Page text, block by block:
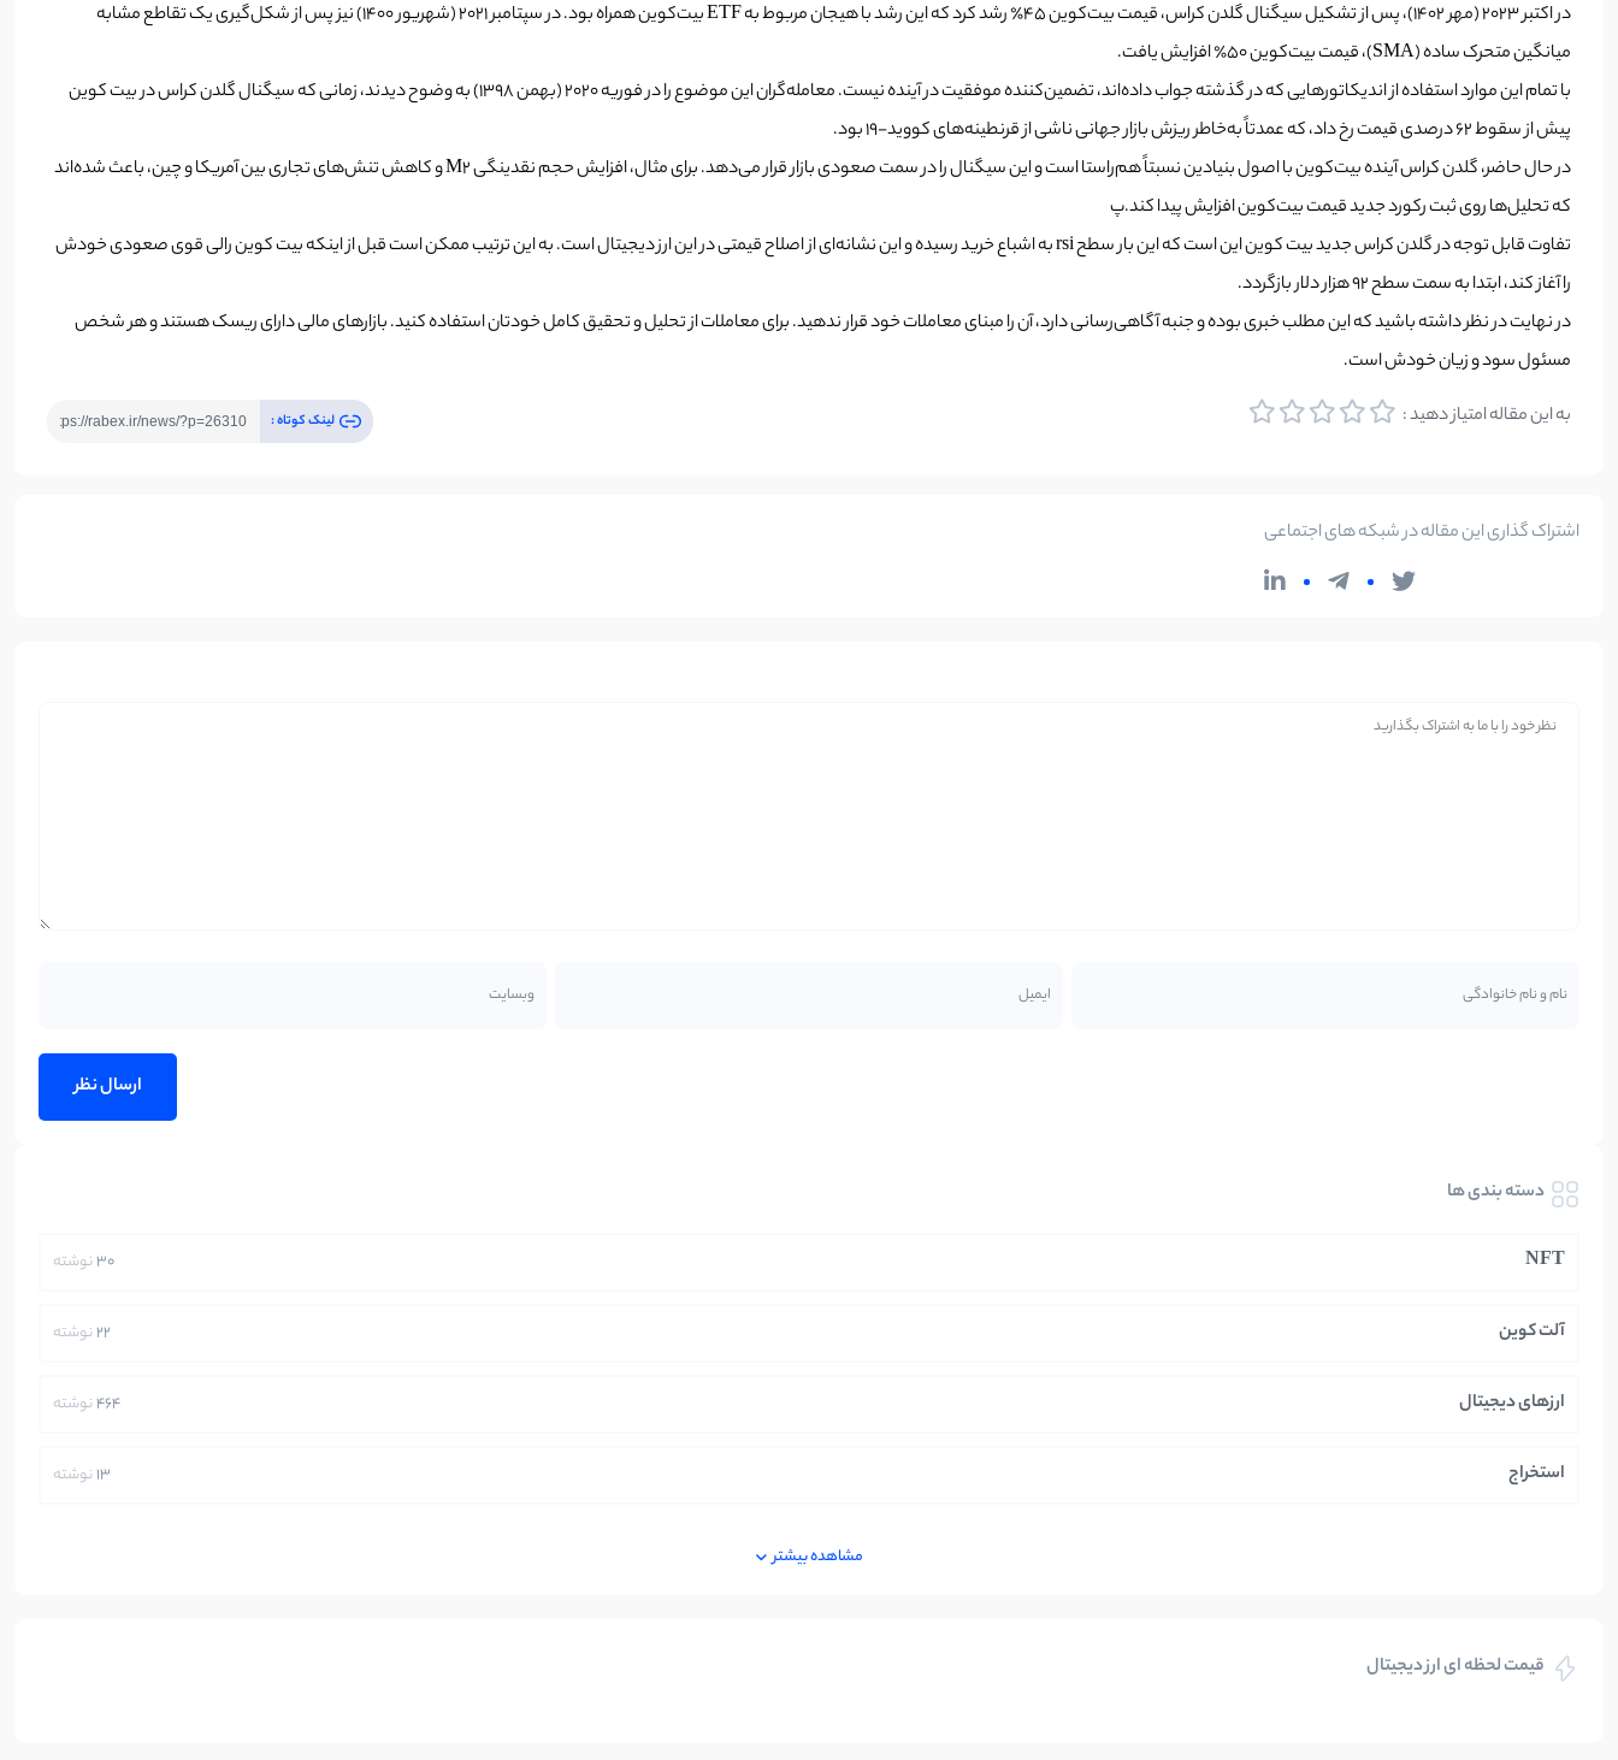
در اکتبر ۲۰۲۳ (مهر ۱۴۰۲)، پس از تشکیل سیگنال گلدن کراس، قیمت بیت‌کوین ۴۵٪ رشد کرد که این رشد با هیجان مربوط به ETF بیت‌کوین همراه بود. در سپتامبر ۲۰۲۱ (شهریور ۱۴۰۰) نیز پس از شکل‌گیری یک تقاطع مشابه
میانگین متحرک ساده (SMA)، قیمت بیت‌کوین ۵۰٪ افزایش یافت.
با تمام این موارد استفاده از اندیکاتورهایی که در گذشته جواب داده‌اند، تضمین‌کننده موفقیت در آینده نیست. معامله‌گران این موضوع را در فوریه ۲۰۲۰ (بهمن ۱۳۹۸) به وضوح دیدند، زمانی که سیگنال گلدن کراس در بیت کوین
پیش از سقوط ۶۲ درصدی قیمت رخ داد، که عمدتاً به‌خاطر ریزش بازار جهانی ناشی از قرنطینه‌های کووید-۱۹ بود.
در حال حاضر، گلدن کراس آینده بیت‌کوین با اصول بنیادین نسبتاً هم‌راستا است و این سیگنال را در سمت صعودی بازار قرار می‌دهد. برای مثال، افزایش حجم نقدینگی M2 و کاهش تنش‌های تجاری بین آمریکا و چین، باعث شده‌اند
که تحلیل‌ها روی ثبت رکورد جدید قیمت بیت‌کوین افزایش پیدا کند.پ
تفاوت قابل توجه در گلدن کراس جدید بیت کوین این است که این بار سطح rsi به اشباع خرید رسیده و این نشانه‌ای از اصلاح قیمتی در این ارز دیجیتال است. به این ترتیب ممکن است قبل از اینکه بیت کوین رالی قوی صعودی خودش
را آغاز کند، ابتدا به سمت سطح 92 هزار دلار بازگردد.
در نهایت در نظر داشته باشید که این مطلب خبری بوده و جنبه آگاهی‌رسانی دارد، آن را مبنای معاملات خود قرار ندهید. برای معاملات از تحلیل و تحقیق کامل خودتان استفاده کنید. بازارهای مالی دارای ریسک هستند و هر شخص
مسئول سود و زیان خودش است.
به این مقاله امتیاز دهید :
لینک کوتاه :
اشتراک گذاری این مقاله در شبکه های اجتماعی
دسته بندی ها
NFT
30نوشته
آلت کوین 22نوشته
ارزهای دیجیتال 464نوشته
استخراج 13نوشته
بلاکچین
مشاهده بیشتر
قیمت لحظه ای ارز دیجیتال